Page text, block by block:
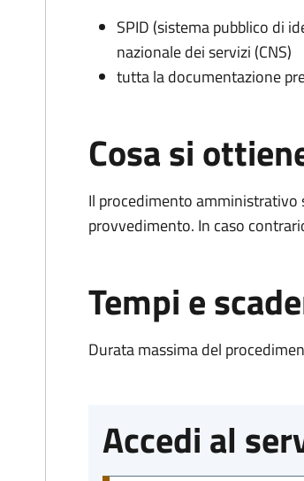
SPID (sistema pubblico di
nazionale dei servizi (CNS)
tutta la documentazione
Cosa si
Il procedimento amministrativo
provvedimento. In caso
Tempi e
Durata massima del
Accedi al